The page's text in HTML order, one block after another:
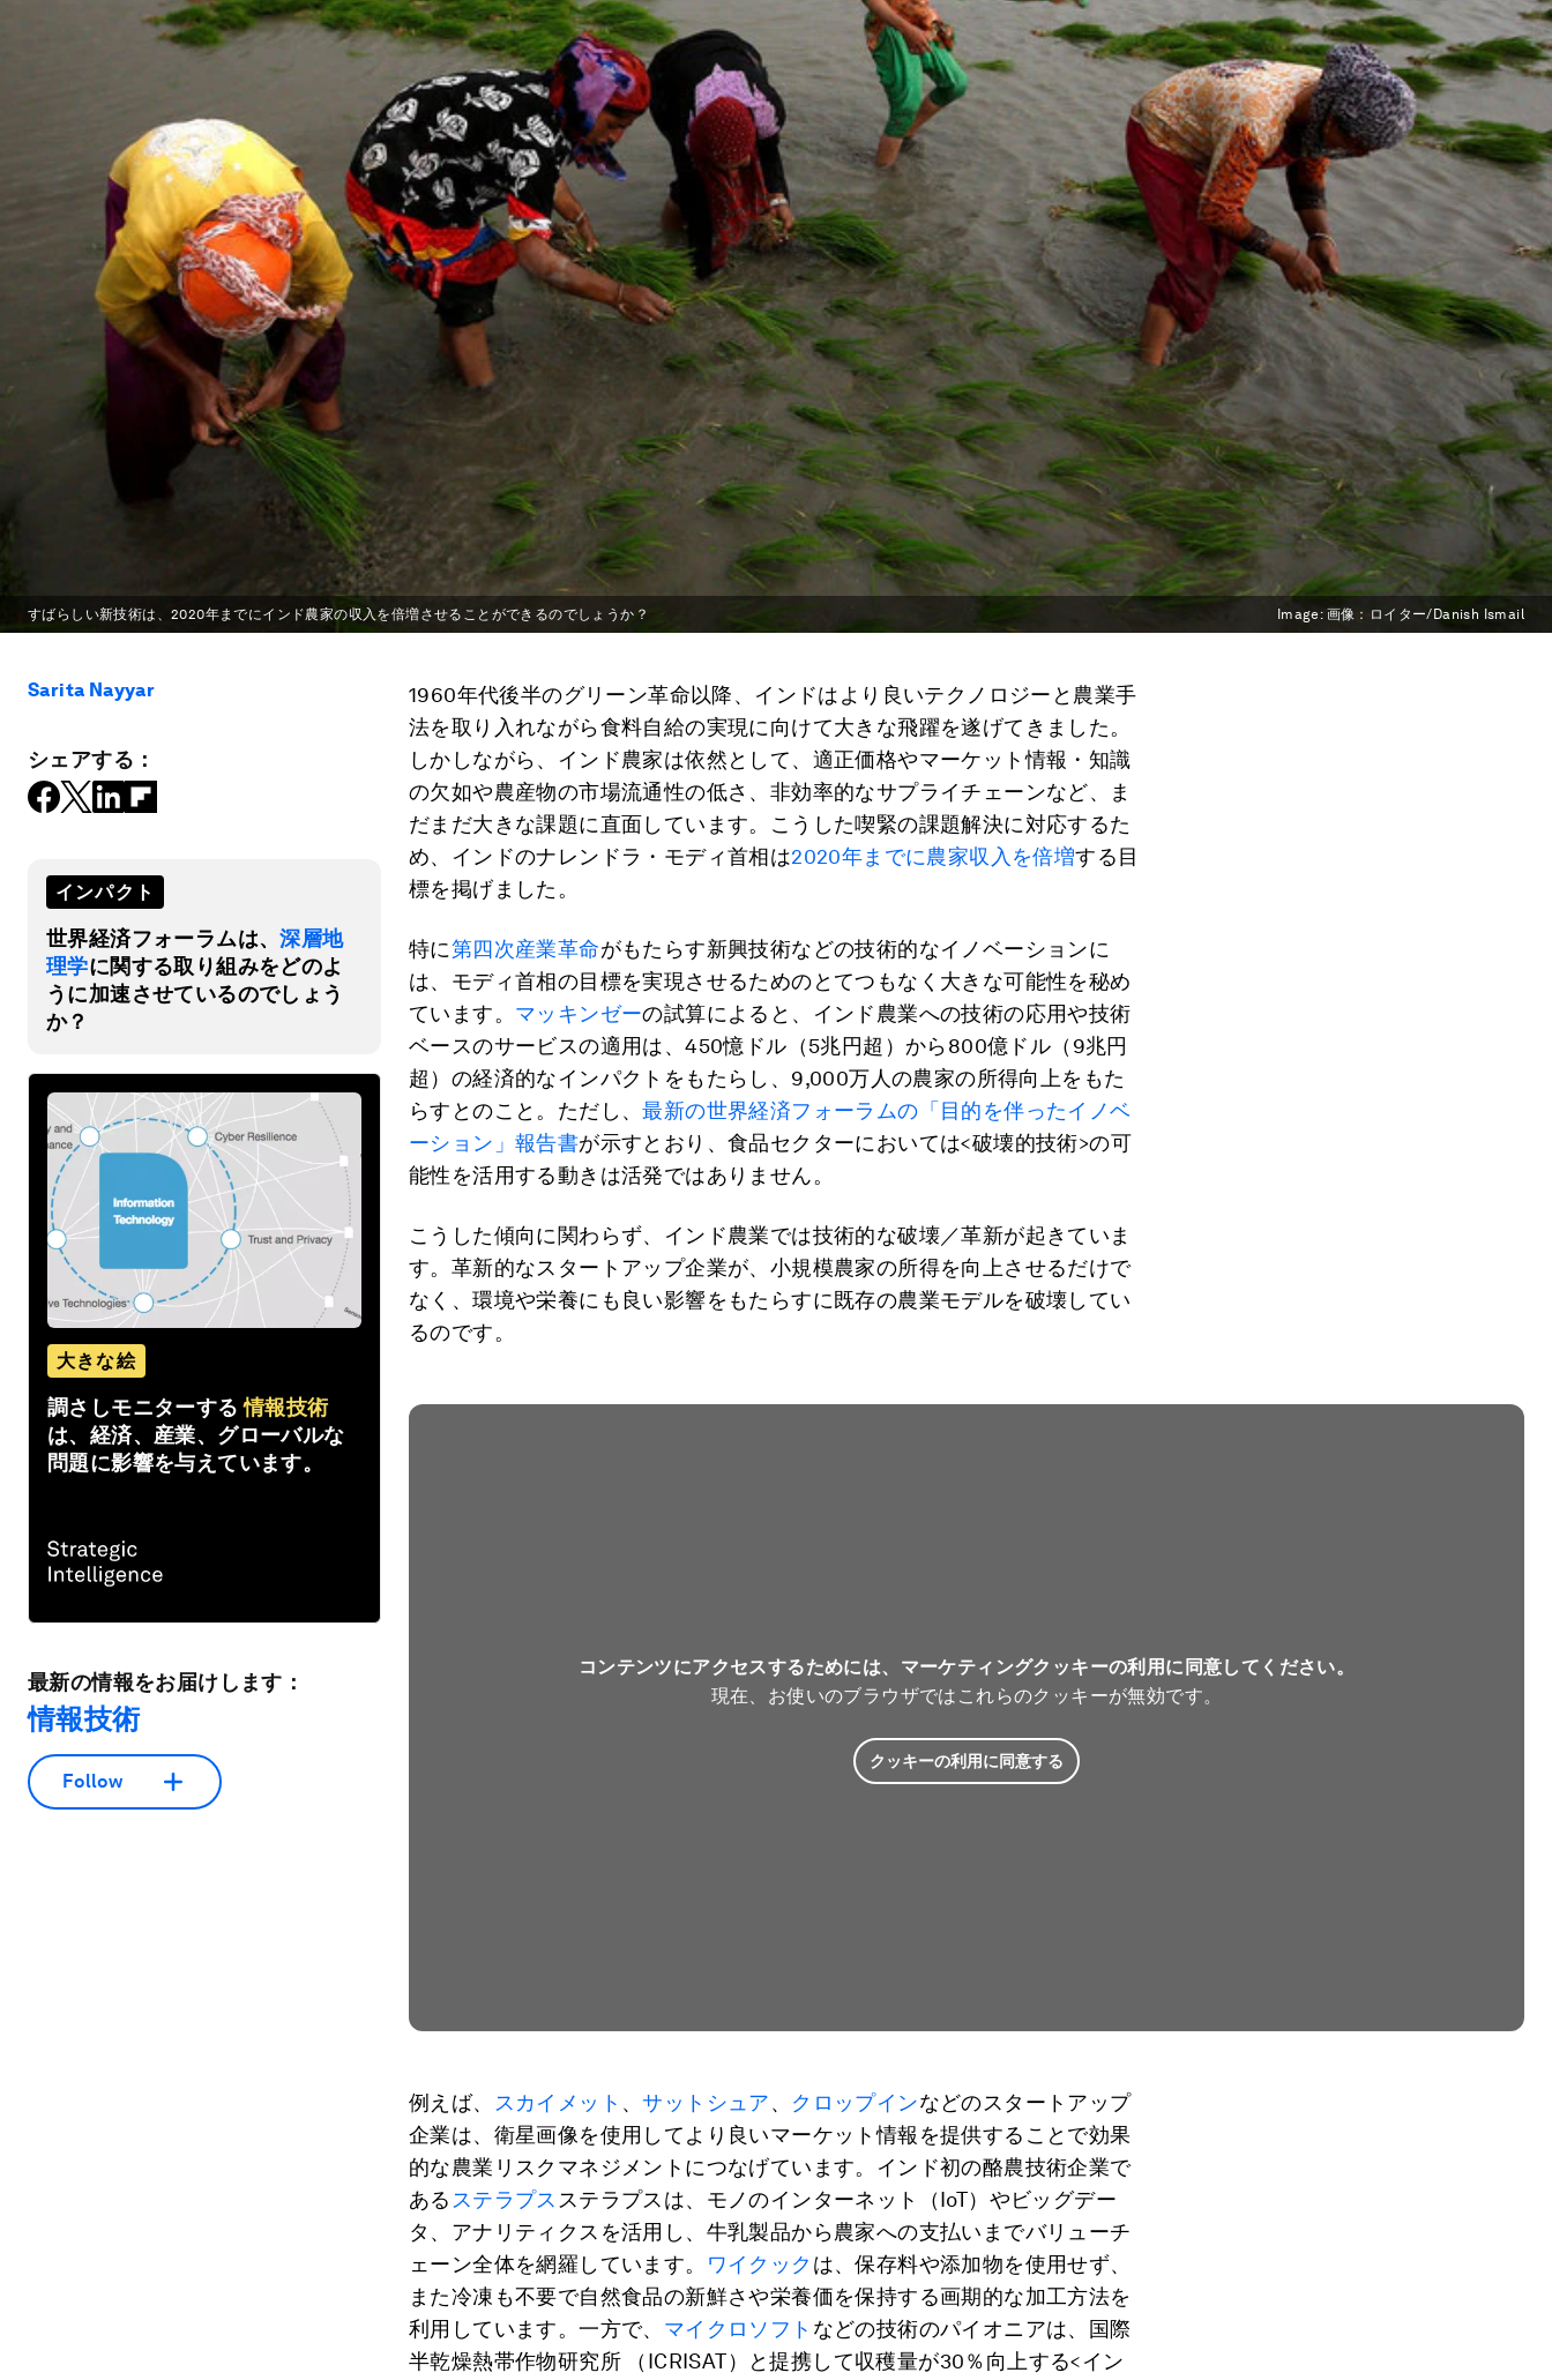
すばらしい新技術は、2020年までにインド農家の収入を倍増させることができるのでしょうか？ Image: 画像：ロイター/Danish Ismail
Sarita Nayyar
シェアする：
インパクト
世界経済フォーラムは、深層地
理学に関する取り組みをどのよ
うに加速させているのでしょう
か？
大きな絵
調さしモニターする 情報技術
は、経済、産業、グローバルな
問題に影響を与えています。
最新の情報をお届けします：
情報技術
Follow
1960年代後半のグリーン革命以降、インドはより良いテクノロジーと農業手
法を取り入れながら食料自給の実現に向けて大きな飛躍を遂げてきました。
しかしながら、インド農家は依然として、適正価格やマーケット情報・知識
の欠如や農産物の市場流通性の低さ、非効率的なサプライチェーンなど、ま
だまだ大きな課題に直面しています。こうした喫緊の課題解決に対応するた
め、インドのナレンドラ・モディ首相は2020年までに農家収入を倍増する目
標を掲げました。
特に第四次産業革命がもたらす新興技術などの技術的なイノベーションに
は、モディ首相の目標を実現させるためのとてつもなく大きな可能性を秘め
ています。 マッキンゼーの試算によると、インド農業への技術の応用や技術
ベースのサービスの適用は、450憶ドル（5兆円超）から800億ドル（9兆円
超）の経済的なインパクトをもたらし、9,000万人の農家の所得向上をもた
らすとのこと。ただし、最新の世界経済フォーラムの「目的を伴ったイノベ
ーション」報告書が示すとおり、食品セクターにおいては<破壊的技術>の可
能性を活用する動きは活発ではありません。
こうした傾向に関わらず、インド農業では技術的な破壊／革新が起きていま
す。革新的なスタートアップ企業が、小規模農家の所得を向上させるだけで
なく、環境や栄養にも良い影響をもたらすに既存の農業モデルを破壊してい
るのです。
コンテンツにアクセスするためには、マーケティングクッキーの利用に同意してください。
現在、お使いのブラウザではこれらのクッキーが無効です。
クッキーの利用に同意する
例えば、 スカイメット 、サットシュア、 クロップインなどのスタートアップ
企業は、衛星画像を使用してより良いマーケット情報を提供することで効果
的な農業リスクマネジメントにつなげています。インド初の酪農技術企業で
あるステラプスステラプスは、モノのインターネット（IoT）やビッグデー
タ、アナリティクスを活用し、牛乳製品から農家への支払いまでバリューチ
ェーン全体を網羅しています。
ワイクック は、保存料や添加物を使用せず、
また冷凍も不要で自然食品の新鮮さや栄養価を保持する画期的な加工方法を
利用しています。一方で、 マイクロソフト などの技術のパイオニアは、国際
半乾燥熱帯作物研究所 （ICRISAT）と提携して収穫量が30％向上する<イン